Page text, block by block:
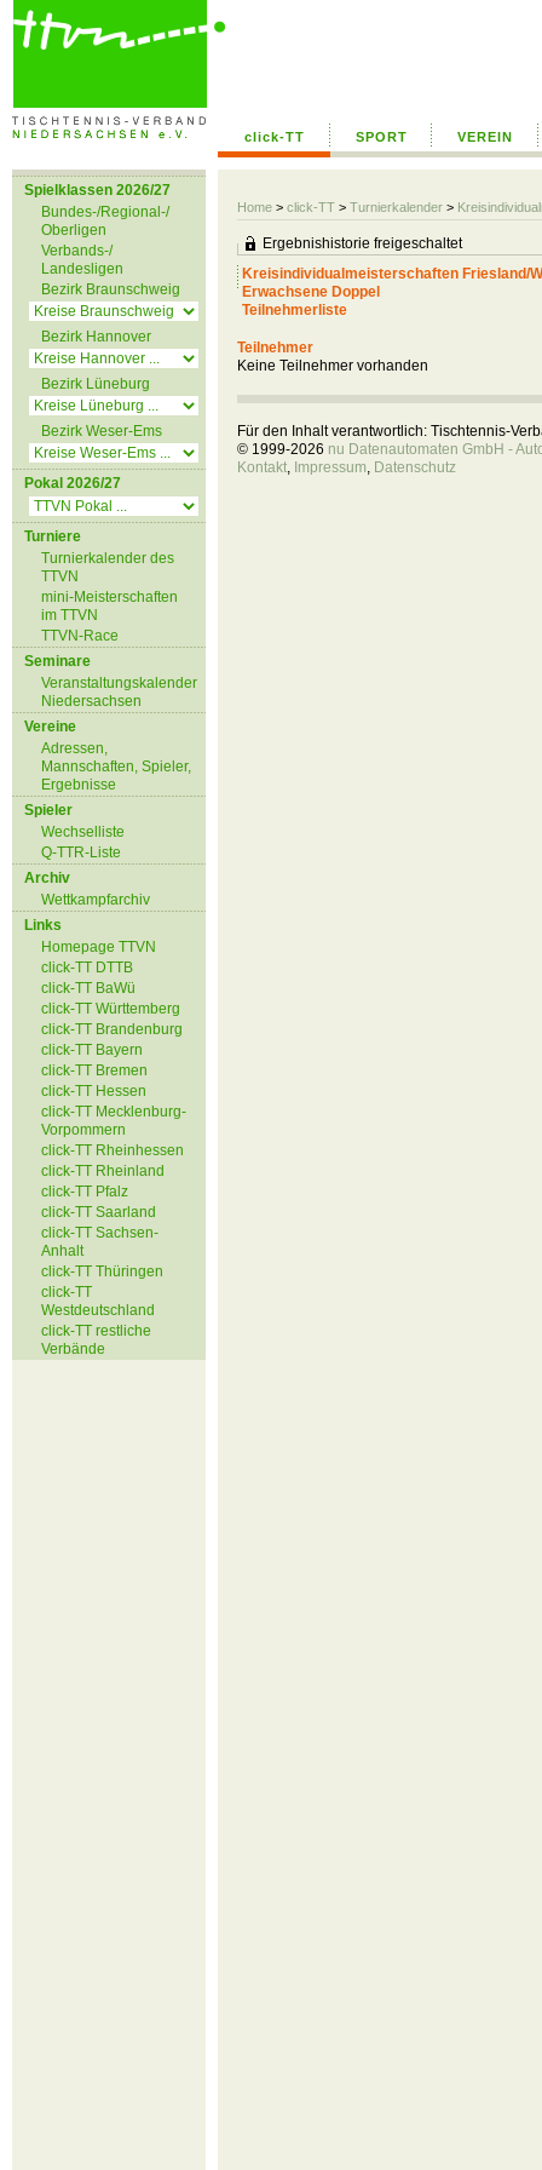
click-TT SPORT VEREIN
Home > click-TT > Turnierkalender >
Spielklassen 2026/27
Bundes-/Regional-/
Oberligen
Verbands-/
Landesligen
Bezirk Braunschweig
Bezirk Hannover
Bezirk Lüneburg
Bezirk Weser-Ems
Pokal 2026/27
Turniere
Turnierkalender des
TTVN
mini-Meisterschaften
im TTVN
TTVN-Race
Seminare
Veranstaltungskalender
Niedersachsen
Vereine
Adressen,
Mannschaften, Spieler,
Ergebnisse
Spieler
Wechselliste
Q-TTR-Liste
Archiv
Wettkampfarchiv
Links
Homepage TTVN
click-TT DTTB
click-TT BaWü
click-TT Württemberg
click-TT Brandenburg
click-TT Bayern
click-TT Bremen
click-TT Hessen
click-TT Mecklenburg-
Vorpommern
click-TT Rheinhessen
click-TT Rheinland
click-TT Pfalz
click-TT Saarland
click-TT Sachsen-
Anhalt
click-TT Thüringen
click-TT
Westdeutschland
click-TT restliche
Verbände
Ergebnishistorie freigeschaltet
Kreisindividualmeisterschaften Friesland/
Erwachsene Doppel
Teilnehmerliste
Teilnehmer
Keine Teilnehmer vorhanden
Für den Inhalt verantwortlich: Tischtennis-
© 1999-2026 nu Datenautomaten GmbH -
Kontakt, Impressum, Datenschutz